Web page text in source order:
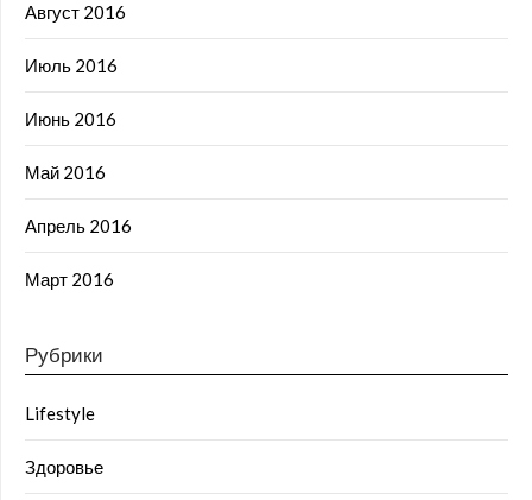
Август 2016
Июль 2016
Июнь 2016
Май 2016
Апрель 2016
Март 2016
Рубрики
Lifestyle
Здоровье